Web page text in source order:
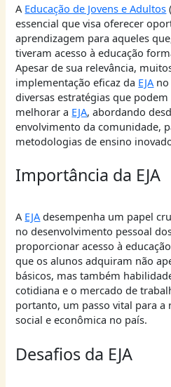
A Educação de Jovens e Adultos (
essencial que visa oferecer
aprendizagem para aqueles
tiveram acesso à educação
Apesar de sua relevância,
implementação eficaz da EJA
diversas estratégias que
melhorar a EJA, abordando
envolvimento da comunidade,
metodologias de ensino
Importância da EJA
A EJAdesempenha um papel
no desenvolvimento pessoal
proporcionar acesso à
que os alunos adquiram não
básicos, mas também
cotidiana e o mercado de
portanto, um passo vital para a
social e econômica no país.
Desafios da EJA